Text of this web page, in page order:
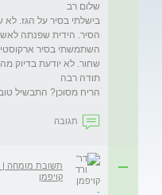
בישלתי בסיר על הגז.
השתמשתי בסיר
הריח מסוכן? התבשיל
תגובה
תשובת מומחה |
קויפמן